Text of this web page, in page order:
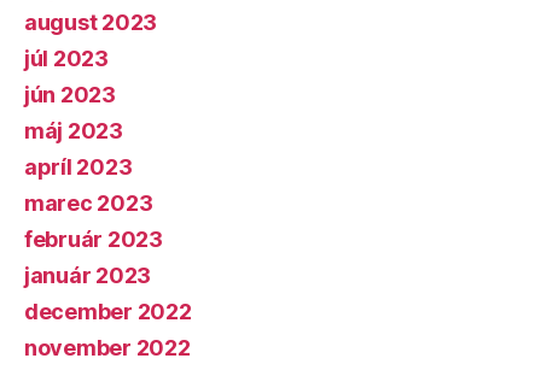
august 2023
júl 2023
jún 2023
máj 2023
apríl 2023
marec 2023
február 2023
január 2023
december 2022
november 2022